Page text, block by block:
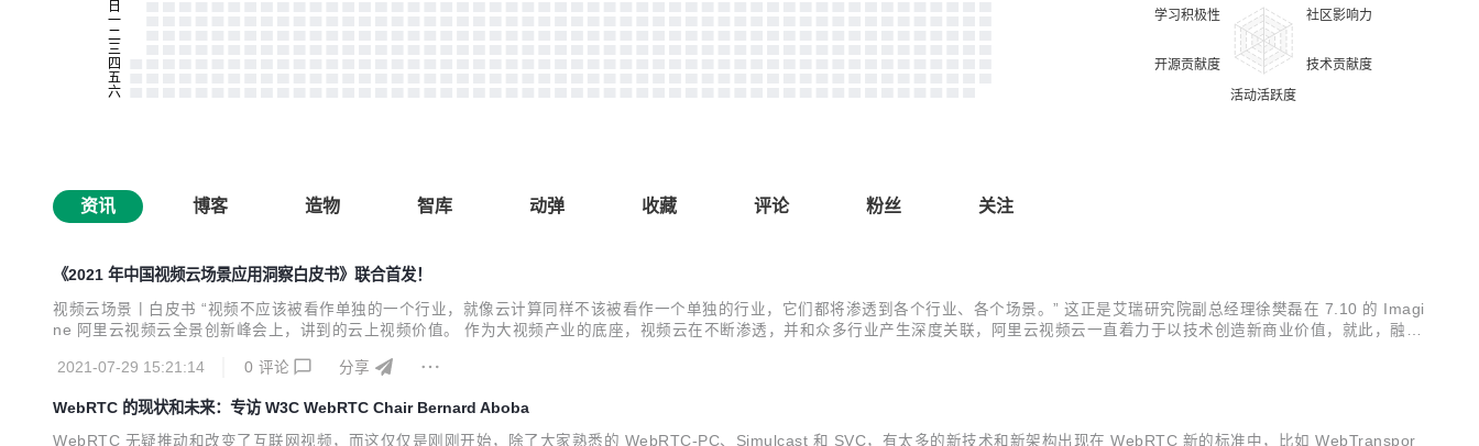
资讯 博客 造物 智库 动弹 收藏 评论 粉丝 关注
《2021 年中国视频云场景应用洞察白皮书》联合首发！
视频云场景丨白皮书 “视频不应该被看作单独的一个行业，就像云计算同样不该被看作一个单独的行业，它们都将渗透到各个行业、各个场景。” 这正是艾瑞研究院副总经理徐樊磊在 7.10 的 Imagi
ne 阿里云视频云全景创新峰会上，讲到的云上视频价值。 作为大视频产业的底座，视频云在不断渗透，并和众多行业产生深度关联，阿里云视频云一直着力于以技术创造新商业价值，就此，融合
技术的关键环节，判断未来的发展趋向，而更核心的是，聚焦 ...
2021-07-29 15:21:14 0 评论 分享
WebRTC 的现状和未来：专访 W3C WebRTC Chair Bernard Aboba
WebRTC 无疑推动和改变了互联网视频，而这仅仅是刚刚开始，除了大家熟悉的 WebRTC-PC、Simulcast 和 SVC，有太多的新技术和新架构出现在 WebRTC 新的标准中，比如 WebTranspor